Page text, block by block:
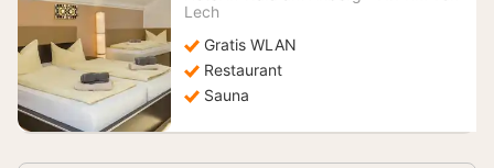
Lech
Gratis WLAN
Restaurant
Sauna